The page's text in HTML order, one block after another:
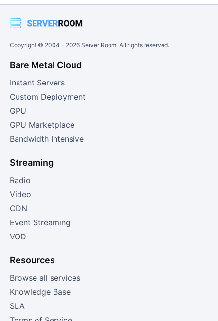
Copyright © 2004 - 2026 Server Room. All rights reserved.
Bare Metal Cloud
Instant Servers
Custom Deployment
GPU
GPU Marketplace
Bandwidth Intensive
Streaming
Radio
Video
CDN
Event Streaming
VOD
Resources
Browse all services
Knowledge Base
SLA